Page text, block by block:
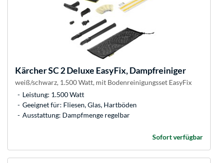
KärcherSC 2 Deluxe EasyFix, Dampfreiniger
weiß/schwarz, 1.500 Watt, mit Bodenreinigungsset EasyFix
Leistung: 1.500 Watt
Geeignet für: Fliesen, Glas, Hartböden
Ausstattung: Dampfmenge regelbar
Sofort verfügbar